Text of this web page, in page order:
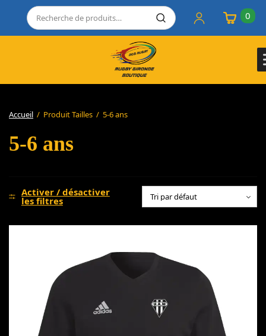
0
Accueil / Produit Tailles / 5-6 ans
5-6 ans
Activer / désactiver
les filtres